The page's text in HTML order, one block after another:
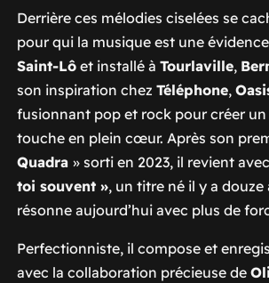
Derrière ces mélodies ciselées se
pour qui la musique est une
Saint-Lôet installé à Tourlaville,
son inspiration chez Téléphone,
fusionnant pop et rock pour créer
touche en plein cœur. Après son
Quadra » sorti en 2023, il revient avec
toi souvent », un titre né il y a douze
résonne aujourd’hui avec plus de
Perfectionniste, il compose et
avec la collaboration précieuse de